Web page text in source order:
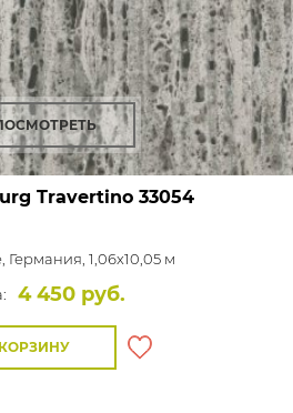
Travertino33054
Германия, 1,06x10,05 м
4 450 руб.